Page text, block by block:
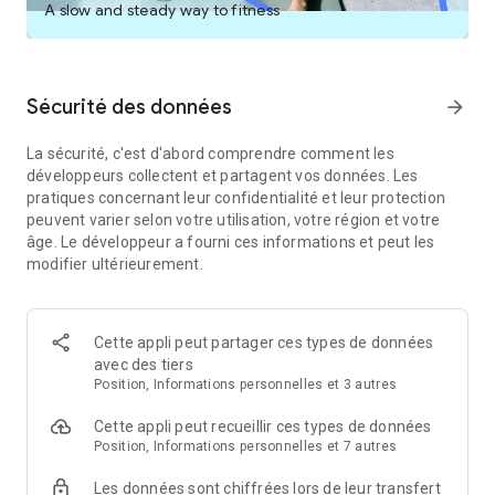
des explorateurs comme vous.
◆ Partagez vos aventures en plein air : publiez facilement
◆ Enregistrez vos activités : sauvegardez vos statistiques,
laissez des avis et publiez des photos de vos randonnées
Découvrez des itinéraires qui vous correspondent, que vous
soyez fan de fitness, de randonnée, de marche, de VTT, de
course ou de cyclisme. Que vous poussiez vos limites ou une
poussette, vous trouverez forcément un itinéraire qui
correspond à vos besoins. Laissez AllTrails vous guider vers le
► Allez plus loin avec AllTrails Plus ►
Passez moins de temps à chercher où vous voulez être et
plus de temps à profiter de là où vous êtes. Avec nos cartes
fonctionnalités de sécurité et de planification, votre
abonnement annuel vous offre plus d'outils pour plus
A slow and steady way to fitness
Sécurité des données arrow_forward
La sécurité, c'est d'abord comprendre comment les
développeurs collectent et partagent vos données. Les
pratiques concernant leur confidentialité et leur protection
peuvent varier selon votre utilisation, votre région et votre
âge. Le développeur a fourni ces informations et peut les
modifier ultérieurement.
Cette appli peut partager ces types de données
avec des tiers
Position, Informations personnelles et 3 autres
Cette appli peut recueillir ces types de données
Position, Informations personnelles et 7 autres
Les données sont chiffrées lors de leur transfert